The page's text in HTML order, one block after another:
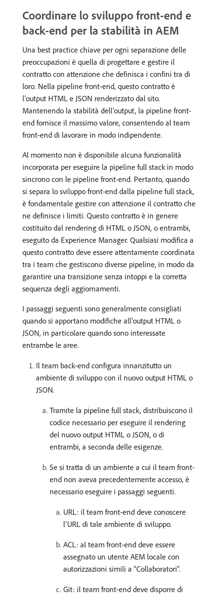
Coordinare lo sviluppo front-end e
back-end per la stabilità in AEM
Una best practice chiave per ogni separazione delle
preoccupazioni è quella di progettare e gestire il
contratto con attenzione che definisca i confini tra di
loro. Nella pipeline front-end, questo contratto è
l’output HTML e JSON renderizzato dal sito.
Mantenendo la stabilità dell’output, la pipeline front-
end fornisce il massimo valore, consentendo al team
front-end di lavorare in modo indipendente.
Al momento non è disponibile alcuna funzionalità
incorporata per eseguire la pipeline full stack in modo
sincrono con le pipeline front-end. Pertanto, quando
si separa lo sviluppo front-end dalla pipeline full stack,
è fondamentale gestire con attenzione il contratto che
ne definisce i limiti. Questo contratto è in genere
costituito dal rendering di HTML o JSON, o entrambi,
eseguito da Experience Manager. Qualsiasi modifica a
questo contratto deve essere attentamente coordinata
tra i team che gestiscono diverse pipeline, in modo da
garantire una transizione senza intoppi e la corretta
sequenza degli aggiornamenti.
I passaggi seguenti sono generalmente consigliati
quando si apportano modifiche all’output HTML o
JSON, in particolare quando sono interessate
entrambe le aree.
Il team back-end configura innanzitutto un
ambiente di sviluppo con il nuovo output HTML o
JSON.
Tramite la pipeline full stack, distribuiscono il
codice necessario per eseguire il rendering
del nuovo output HTML o JSON, o di
entrambi, a seconda delle esigenze.
Se si tratta di un ambiente a cui il team front-
end non aveva precedentemente accesso, è
necessario eseguire i passaggi seguenti.
URL: il team front-end deve conoscere
l’URL di tale ambiente di sviluppo.
ACL: al team front-end deve essere
assegnato un utente AEM locale con
autorizzazioni simili a “Collaboratori”.
Git: il team front-end deve disporre di